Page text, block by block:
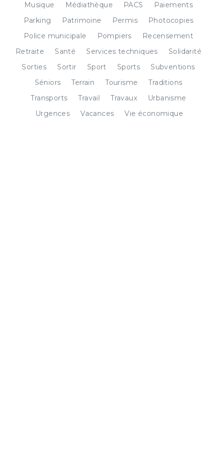
Musique
Médiathèque PACS
Paiements
Parking
Patrimoine Permis
Photocopies
Police municipale
Pompiers
Recensement
Retraite
Santé Services techniques
Solidarité
Sorties
Sortir Sport Sports
Subventions
Séniors
Terrain Tourisme
Traditions
Transports
Travail Travaux
Urbanisme
Urgences
Vacances Vie économique